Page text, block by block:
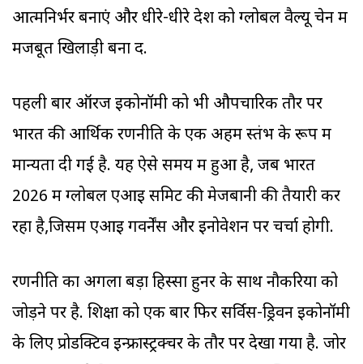
आत्मनिर्भर बनाएं और धीरे-धीरे देश को ग्लोबल वैल्यू चेन में
मजबूत खिलाड़ी बना दें.
पहली बार ऑरेंज इकोनॉमी को भी औपचारिक तौर पर
भारत की आर्थिक रणनीति के एक अहम स्तंभ के रूप में
मान्यता दी गई है. यह ऐसे समय में हुआ है, जब भारत
2026 में ग्लोबल एआइ समिट की मेजबानी की तैयारी कर
रहा है,जिसमें एआइ गवर्नेंस और इनोवेशन पर चर्चा होगी.
रणनीति का अगला बड़ा हिस्सा हुनर के साथ नौकरियों को
जोड़ने पर है. शिक्षा को एक बार फिर सर्विस-ड्रिवन इकोनॉमी
के लिए प्रोडक्टिव इन्फ्रास्ट्रक्चर के तौर पर देखा गया है. जोर